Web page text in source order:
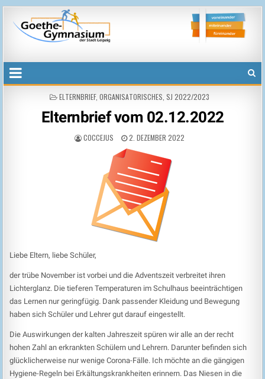
Goethegymnasium der Stadt Leipzig
POSTED
ELTERNBRIEF, ORGANISATORISCHES SJ 2022/2023
Elternbrief vom 02.12.2022
COCCEJUS 2. DEZEMBER 2022
Liebe Eltern, liebe Schüler,
der trübe November ist vorbei und die Adventszeit verbreitet ihren
Lichterglanz. Die tieferen Temperaturen im Schulhaus beeinträchtigen
das Lernen nur geringfügig. Dank passender Kleidung und Bewegung
haben sich Schüler und Lehrer gut darauf eingestellt.
Die Auswirkungen der kalten Jahreszeit spüren wir alle an der recht
hohen Zahl an erkrankten Schülern und Lehrern. Darunter befinden sich
glücklicherweise nur wenige Corona-Fälle. Ich möchte an die gängigen
Hygiene-Regeln bei Erkältungskrankheiten erinnern. Das Niesen in die